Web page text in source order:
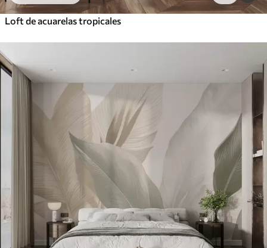
Loft de acuarelas tropicales